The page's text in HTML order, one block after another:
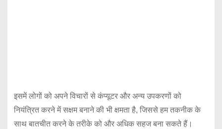
इसमें लोगों को अपने विचारों से कंप्यूटर और अन्य उपकरणों को
नियंत्रित करने में सक्षम बनाने की भी क्षमता है, जिससे हम तकनीक के
साथ बातचीत करने के तरीके को और अधिक सहज बना सकते हैं।